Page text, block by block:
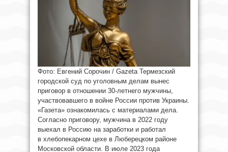
Фото: Евгений Сорочин / Gazeta Термезский
городской суд по уголовным делам вынес
приговор в отношении 30-летнего мужчины,
участвовавшего в войне России против Украины.
«Газета» ознакомилась с материалами дела.
Согласно приговору, мужчина в 2022 году
выехал в Россию на заработки и работал
в хлебопекарном цехе в Люберецком районе
Московской области. В июле 2023 года